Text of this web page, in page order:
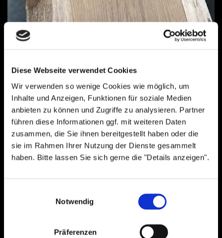
Diese Webseite verwendet Cookies
Wir verwenden so wenige Cookies wie möglich, um
Inhalte und Anzeigen, Funktionen für soziale Medien
anbieten zu können und Zugriffe zu analysieren. Partner
führen diese Informationen ggf. mit weiteren Daten
zusammen, die Sie ihnen bereitgestellt haben oder die
sie im Rahmen Ihrer Nutzung der Dienste gesammelt
haben. Bitte lassen Sie sich gerne die "Details anzeigen".
Notwendig
Präferenzen
Das Gefühl von Holz
Neue Eiche oder das Gefühl von Holz Waren Sie schon
einmal in einem Sägewerk? Falls nein, ich kann es nur
empfehlen. Es riecht dort nach Harz, Holzstaub schwirrt
durch die Luft und das Geräusch von holztrennenden
Sägeblättern erfüllt kreischend den Raum. Klingt in Ihren
Ohren wenig verlockend? Ok, ich gebe zu, das ist bestimmt
nicht…